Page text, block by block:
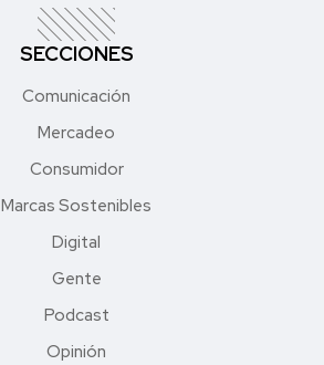
SECCIONES
Comunicación
Mercadeo
Consumidor
Marcas Sostenibles
Digital
Gente
Podcast
Opinión